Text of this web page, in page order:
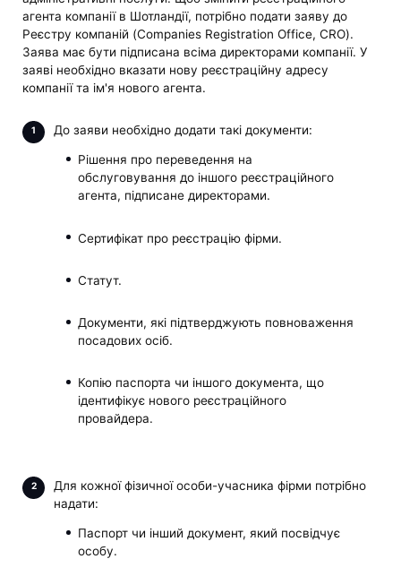
агента компанії в Шотландії, потрібно подати заяву до
Реєстру компаній (Companies Registration Office, CRO).
Заява має бути підписана всіма директорами компанії. У
заяві необхідно вказати нову реєстраційну адресу
компанії та ім'я нового агента.
До заяви необхідно додати такі документи:
Рішення про переведення на
обслуговування до іншого реєстраційного
агента, підписане директорами.
Сертифікат про реєстрацію фірми.
Статут.
Документи, які підтверджують повноваження
посадових осіб.
Копію паспорта чи іншого документа, що
ідентифікує нового реєстраційного
провайдера.
Для кожної фізичної особи-учасника фірми потрібно
надати:
Паспорт чи інший документ, який посвідчує
особу.